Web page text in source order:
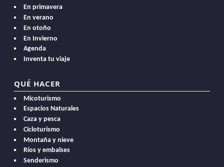
En primavera
En verano
En otoño
En Invierno
Agenda
Inventa tu viaje
QUÉ HACER
Micoturismo
Espacios Naturales
Caza y pesca
Cicloturismo
Montaña y nieve
Ríos y embalses
Senderismo